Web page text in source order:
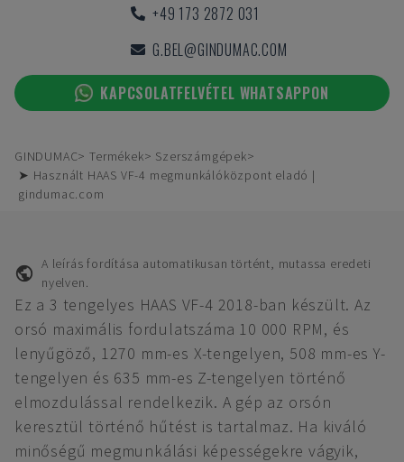
+49 173 2872 031
G.BEL@GINDUMAC.COM
KAPCSOLATFELVÉTEL WHATSAPPON
GINDUMAC Termékek
Szerszámgépek
➤ Használt HAAS VF-4 megmunkálóközpont eladó |
gindumac.com
A leírás fordítása automatikusan történt, mutassa eredeti
nyelven.
Ez a 3 tengelyes HAAS VF-4 2018-ban készült. Az
orsó maximális fordulatszáma 10 000 RPM, és
lenyűgöző, 1270 mm-es X-tengelyen, 508 mm-es Y-
tengelyen és 635 mm-es Z-tengelyen történő
elmozdulással rendelkezik. A gép az orsón
keresztül történő hűtést is tartalmaz. Ha kiváló
minőségű megmunkálási képességekre vágyik,